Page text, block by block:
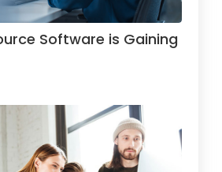
Software is Gaining